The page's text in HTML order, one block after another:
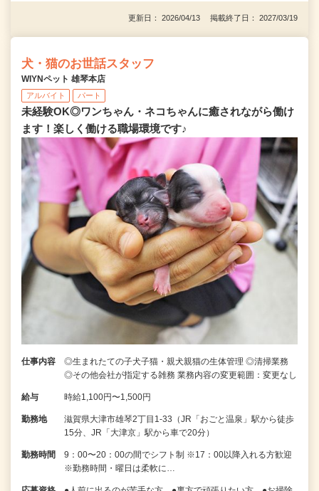
更新日： 2026/04/13 掲載終了日： 2027/03/19
犬・猫のお世話スタッフ
WIYNペット 雄琴本店
アルバイト パート
未経験OK◎ワンちゃん・ネコちゃんに癒されながら働け
ます！楽しく働ける職場環境です♪
仕事内容
◎生まれたての子犬子猫・親犬親猫の生体管理 ◎清掃業務
◎その他会社が指定する雑務 業務内容の変更範囲：変更なし
給与 時給1,100円〜1,500円
勤務地
滋賀県大津市雄琴2丁目1-33（JR「おごと温泉」駅から徒歩
15分、JR「大津京」駅から車で20分）
勤務時間
9：00〜20：00の間でシフト制 ※17：00以降入れる方歓迎
※勤務時間・曜日は柔軟に…